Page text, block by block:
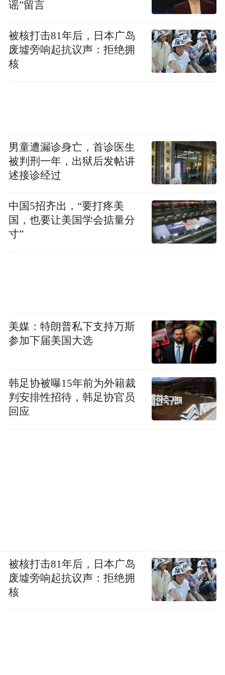
家，累计消费用户已超过7500万，新推出的
至2021年7月31日，瑞幸咖啡非限制性现金及
现金等价物达到7.758亿美元。
“特别声明：以上作品内容(包括在内的视频、图片或音
频)为凤凰网旗下自媒体平台“大风号”用户上传并发
布，本平台仅提供信息存储空间服务。
Notice: The content above (including the videos,
by the user of Dafeng Hao, which is a social media
platform and merely provides information storage
space services.”
谣”留言
被核打击81年后，日本广岛
废墟旁响起抗议声：拒绝拥
核
男童遭漏诊身亡，首诊医生
被判刑一年，出狱后发帖讲
述接诊经过
中国5招齐出，“要打疼美
国，也要让美国学会掂量分
寸”
美媒：特朗普私下支持万斯
参加下届美国大选
韩足协被曝15年前为外籍裁
判安排性招待，韩足协官员
回应
被核打击81年后，日本广岛
废墟旁响起抗议声：拒绝拥
核